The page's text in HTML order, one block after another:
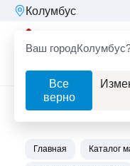
Колумбус
Ваш город
Все
верно
Главная Каталог